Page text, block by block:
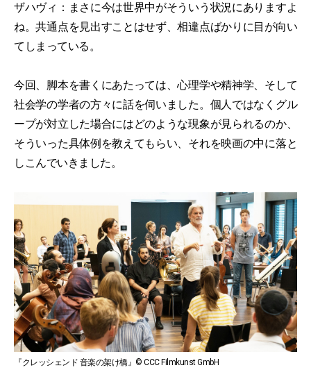
ザハヴィ：まさに今は世界中がそういう状況にありますよ
ね。共通点を見出すことはせず、相違点ばかりに目が向い
てしまっている。
今回、脚本を書くにあたっては、心理学や精神学、そして
社会学の学者の方々に話を伺いました。個人ではなくグル
ープが対立した場合にはどのような現象が見られるのか、
そういった具体例を教えてもらい、それを映画の中に落と
しこんでいきました。
『クレッシェンド 音楽の架け橋』© CCC Filmkunst GmbH